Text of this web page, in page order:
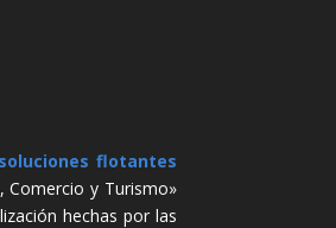
flotantes
Comercio y Turismo»
hechas por las